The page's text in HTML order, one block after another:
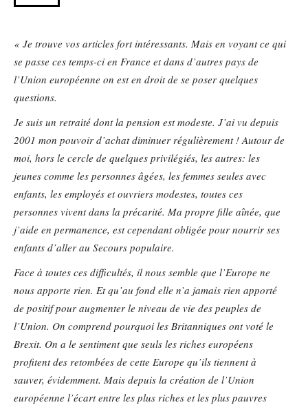
« Je trouve vos articles fort intéressants. Mais en voyant ce qui
se passe ces temps-ci en France et dans d’autres pays de
l’Union européenne on est en droit de se poser quelques
questions.
Je suis un retraité dont la pension est modeste. J’ai vu depuis
2001 mon pouvoir d’achat diminuer régulièrement ! Autour de
moi, hors le cercle de quelques privilégiés, les autres: les
jeunes comme les personnes âgées, les femmes seules avec
enfants, les employés et ouvriers modestes, toutes ces
personnes vivent dans la précarité. Ma propre fille aînée, que
j’aide en permanence, est cependant obligée pour nourrir ses
enfants d’aller au Secours populaire.
Face à toutes ces difficultés, il nous semble que l’Europe ne
nous apporte rien. Et qu’au fond elle n’a jamais rien apporté
de positif pour augmenter le niveau de vie des peuples de
l’Union. On comprend pourquoi les Britanniques ont voté le
Brexit. On a le sentiment que seuls les riches européens
profitent des retombées de cette Europe qu’ils tiennent à
sauver, évidemment. Mais depuis la création de l’Union
européenne l’écart entre les plus riches et les plus pauvres